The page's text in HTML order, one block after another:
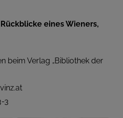
eines Wieners,
beim Verlag „Bibliothek der
3